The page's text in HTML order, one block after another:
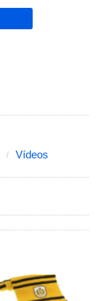
Vídeos